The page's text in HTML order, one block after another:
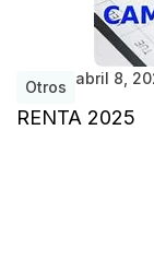
Otros abril 8,
RENTA 2025